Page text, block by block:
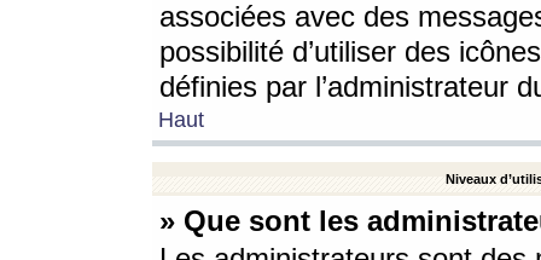
associées avec des
possibilité d’utiliser des
définies par l’administrateur
Haut
Niveaux
» Que sont les